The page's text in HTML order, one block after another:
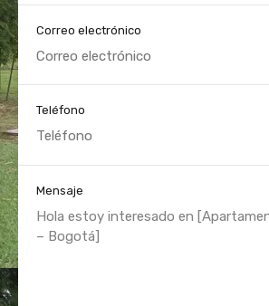
Correo electrónico
Teléfono
Mensaje